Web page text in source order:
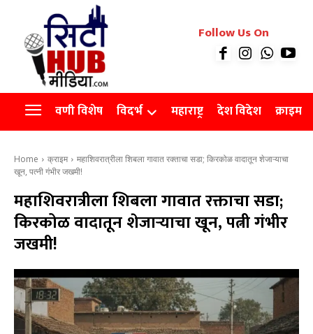
रियल इस्टेट
Videos
Agro
Follow Us On
वणी विशेष विदर्भ महाराष्ट्र देश विदेश क्राइम
Home क्राइम
महाशिवरात्रीला शिबला गावात रक्ताचा सडा; किरकोळ वादातून शेजाऱ्याचा
खून, पत्नी गंभीर जखमी!
महाशिवरात्रीला शिबला गावात रक्ताचा सडा;
किरकोळ वादातून शेजाऱ्याचा खून, पत्नी गंभीर
जखमी!